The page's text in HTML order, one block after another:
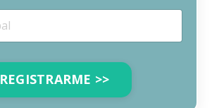
REGISTRARME >>